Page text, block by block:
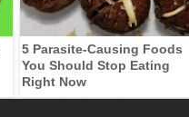
5 Parasite-Causing Foods
You Should Stop Eating
Right Now